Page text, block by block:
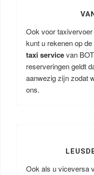
Ook voor
kunt u rekenen op de
taxi servicevan
reserveringen geldt
aanwezig zijn zodat
ons.
Ook als u viceversa